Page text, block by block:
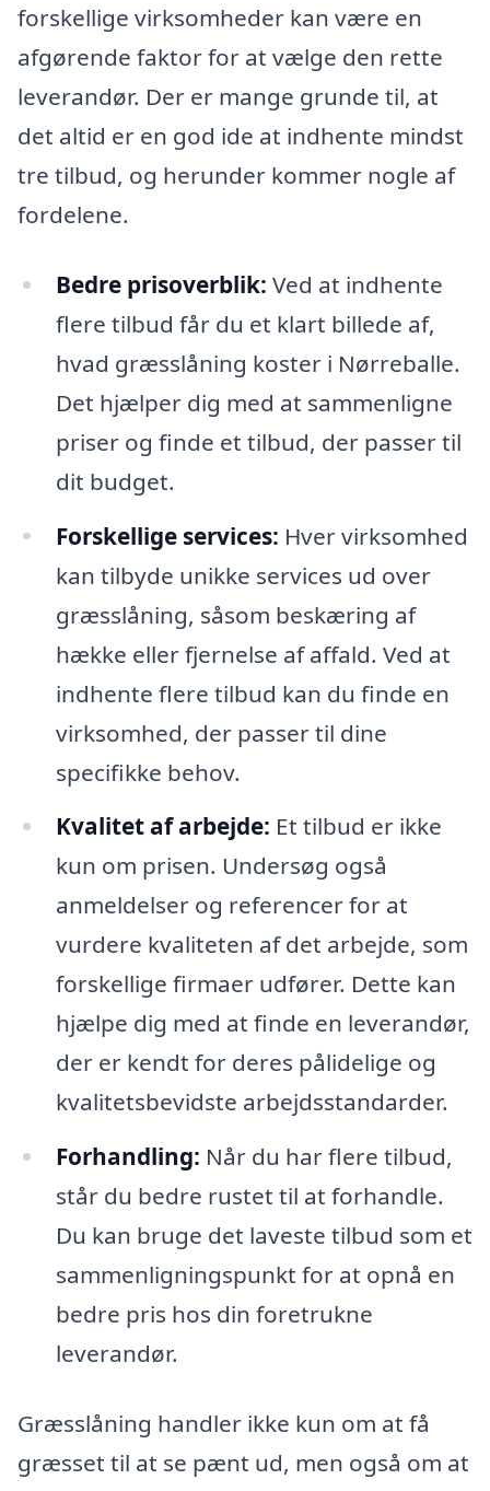
forskellige virksomheder kan være en
afgørende faktor for at vælge den rette
leverandør. Der er mange grunde til, at
det altid er en god ide at indhente mindst
tre tilbud, og herunder kommer nogle af
fordelene.
Bedre prisoverblik: Ved at indhente
flere tilbud får du et klart billede af,
hvad græsslåning koster i Nørreballe.
Det hjælper dig med at sammenligne
priser og finde et tilbud, der passer til
dit budget.
Forskellige services: Hver virksomhed
kan tilbyde unikke services ud over
græsslåning, såsom beskæring af
hække eller fjernelse af affald. Ved at
indhente flere tilbud kan du finde en
virksomhed, der passer til dine
specifikke behov.
Kvalitet af arbejde: Et tilbud er ikke
kun om prisen. Undersøg også
anmeldelser og referencer for at
vurdere kvaliteten af det arbejde, som
forskellige firmaer udfører. Dette kan
hjælpe dig med at finde en leverandør,
der er kendt for deres pålidelige og
kvalitetsbevidste arbejdsstandarder.
Forhandling: Når du har flere tilbud,
står du bedre rustet til at forhandle.
Du kan bruge det laveste tilbud som et
sammenligningspunkt for at opnå en
bedre pris hos din foretrukne
leverandør.
Græsslåning handler ikke kun om at få
græsset til at se pænt ud, men også om at